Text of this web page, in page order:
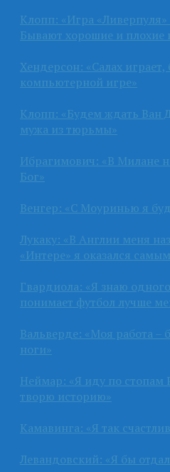
Клопп: «Игра
Бывают хорошие и плохие
Хендерсон: «Салах играет,
компьютерной игре»
Клопп: «Будем ждать Ван
мужа из тюрьмы»
Ибрагимович: «В Милане
Бог»
Венгер: «С Моуринью я
Лукаку: «В Англии меня
«Интере» я оказался
Гвардиола: «Я знаю
понимает футбол лучше
Вальверде: «Моя работа –
ноги»
Неймар: «Я иду по стопам
творю историю»
Камавинга: «Я так
Левандовский: «Я бы